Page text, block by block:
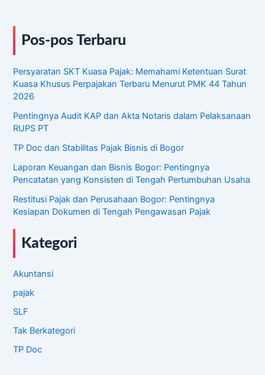
Pos-pos Terbaru
Persyaratan SKT Kuasa Pajak: Memahami Ketentuan Surat
Kuasa Khusus Perpajakan Terbaru Menurut PMK 44 Tahun
2026
Pentingnya Audit KAP dan Akta Notaris dalam Pelaksanaan
RUPS PT
TP Doc dan Stabilitas Pajak Bisnis di Bogor
Laporan Keuangan dan Bisnis Bogor: Pentingnya
Pencatatan yang Konsisten di Tengah Pertumbuhan Usaha
Restitusi Pajak dan Perusahaan Bogor: Pentingnya
Kesiapan Dokumen di Tengah Pengawasan Pajak
Kategori
Akuntansi
pajak
SLF
Tak Berkategori
TP Doc